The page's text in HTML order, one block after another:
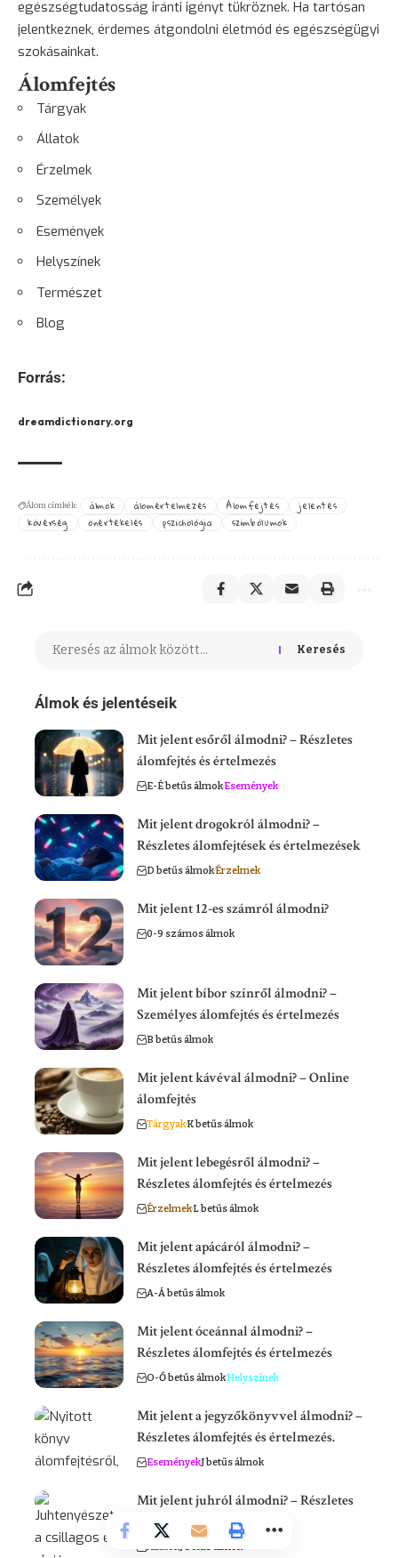
egészségtudatosság iránti igényt tükröznek. Ha tartósan
jelentkeznek, érdemes átgondolni életmód és egészségügyi
szokásainkat.
Álomfejtés
Tárgyak
Állatok
Érzelmek
Személyek
Események
Helyszínek
Természet
Blog
Forrás:
dreamdictionary.org
Álom címkék: álmok álomértelmezés Álomfejtés
jelentés
kövérség
önértékelés pszichológia szimbólumok
Keresés
Álmok és jelentéseik
Mit jelent esőről álmodni? – Részletes
álomfejtés és értelmezés
E-É betűs álmokEsemények
Mit jelent drogokról álmodni? –
Részletes álomfejtések és értelmezések
D betűs álmokÉrzelmek
Mit jelent 12-es számról álmodni?
0-9 számos álmok
Mit jelent bíbor színről álmodni? –
Személyes álomfejtés és értelmezés
B betűs álmok
Mit jelent kávéval álmodni? – Online
álomfejtés
TárgyakK betűs álmok
Mit jelent lebegésről álmodni? –
Részletes álomfejtés és értelmezés
ÉrzelmekL betűs álmok
Mit jelent apácáról álmodni? –
Részletes álomfejtés és értelmezés
A-Á betűs álmok
Mit jelent óceánnal álmodni? –
Részletes álomfejtés és értelmezés
O-Ő betűs álmokHelyszínek
Mit jelent a jegyzőkönyvvel álmodni? –
Részletes álomfejtés és értelmezés.
EseményekJ betűs álmok
Mit jelent juhról álmodni? – Részletes
álomfejtés és értelmezés.
ÁllatokJ betűs álmok